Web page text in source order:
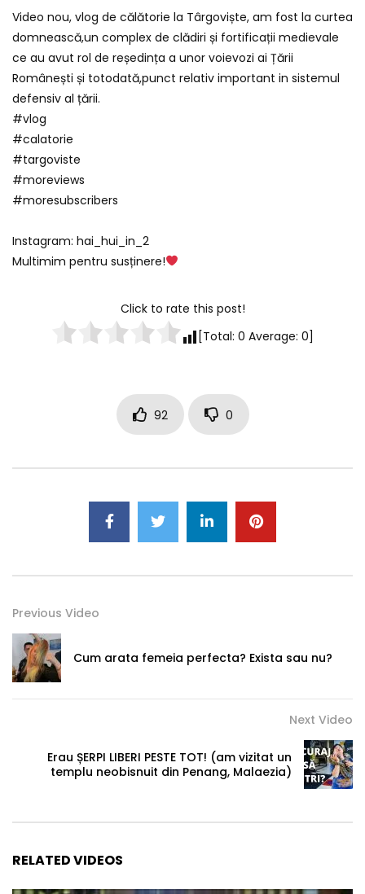
Video nou, vlog de călătorie la Târgoviște, am fost la curtea
domnească,un complex de clădiri și fortificații medievale
ce au avut rol de reședința a unor voievozi ai Țării
Românești și totodată,punct relativ important in sistemul
defensiv al țării.
#vlog
#calatorie
#targoviste
#moreviews
#moresubscribers
Instagram: hai_hui_in_2
Multimim pentru susținere!
Click to rate this post!
[Total: 0 Average: 0]
92 0
Previous Video
Cum arata femeia perfecta? Exista sau nu?
Next Video
Erau ȘERPI LIBERI PESTE TOT! (am vizitat un
templu neobisnuit din Penang, Malaezia)
RELATED VIDEOS